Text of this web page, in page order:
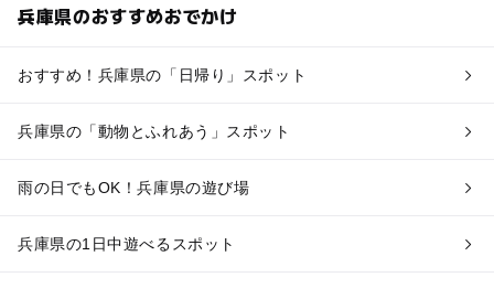
兵庫県のおすすめおでかけ
おすすめ！兵庫県の「日帰り」スポット
兵庫県の「動物とふれあう」スポット
雨の日でもOK！兵庫県の遊び場
兵庫県の1日中遊べるスポット